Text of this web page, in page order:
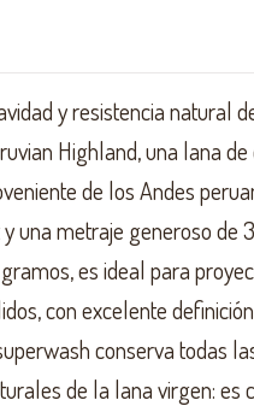
y resistencia natural
Highland, una lana
de los Andes
una metraje generoso de
es ideal para
con excelente
conserva todas
de la lana virgen: es